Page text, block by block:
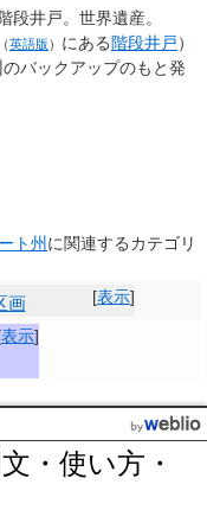
段井戸。世界遺産。
（英語版 ） にある階段井戸）
バックアップのもと発
ト州 に関連するカテゴリ
[表示]
画
表示]
・使い方・